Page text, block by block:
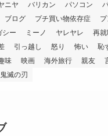
ニヤ バリカン パソコン
ブログ プチ買い物依存症
シー
ミーノ ヤレヤレ 再
引っ越し 怒り 怖い 恥
味 映画 海外旅行 親友
鬼滅の刃